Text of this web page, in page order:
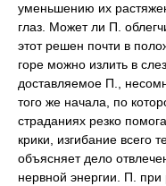
уменьшению их
глаз. Может ли П.
этот решен почти в
горе можно излить в
доставляемое П .,
того же начала, по
страданиях резко
крики, изгибание всего
объясняет дело
нервной энергии. П. при